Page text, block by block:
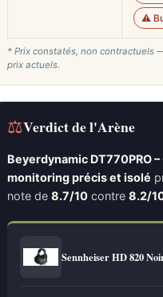
⚠️
* Prix constatés, non contractuels
prix actuels.
⚖Verdict de l'Arène
Beyerdynamic DT770PRO
monitoring précis et isolé
note de 8.7/10 contre 8.2/
Sennheiser HD 820